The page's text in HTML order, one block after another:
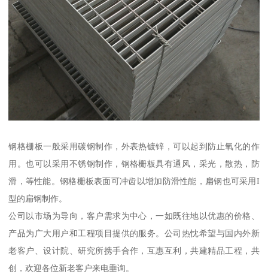
钢格栅板一般采用碳钢制作，外表热镀锌，可以起到防止氧化的作
用。也可以采用不锈钢制作，钢格栅板具有通风，采光，散热，防
滑，等性能。钢格栅板表面可冲齿以增加防滑性能，扁钢也可采用I
型的扁钢制作。
公司以市场为导向，客户需求为中心，一如既往地以优惠的价格、
产品为广大用户和工程项目提供的服务。公司热忱希望与国内外新
老客户、设计院、研究所携手合作，互惠互利，共建精品工程，共
创，欢迎各位新老客户来电垂询。